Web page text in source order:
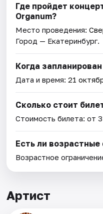
Где пройдет
Organum?
Место проведения:
Город — Екатеринбург.
Когда
Дата и время:21
Сколько стоит
Стоимость билета: от
Есть ли возрастные
Возрастное
Артист